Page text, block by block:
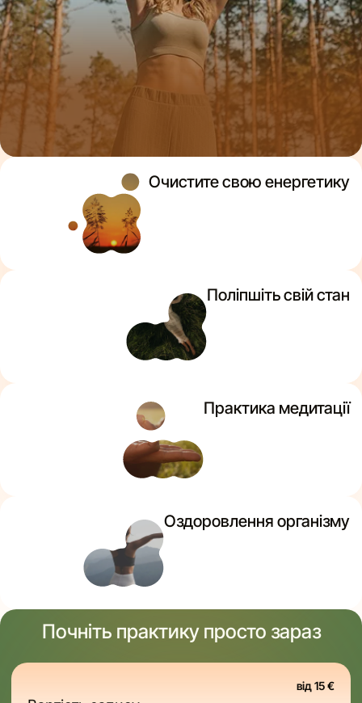
Очистите свою енергетику
Поліпшіть свій стан
Практика медитації
Оздоровлення організму
Почніть практику просто зараз
від 15€